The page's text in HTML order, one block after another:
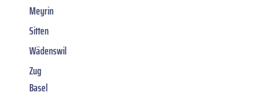
Meyrin
Sitten
Wädenswil
Zug
Basel